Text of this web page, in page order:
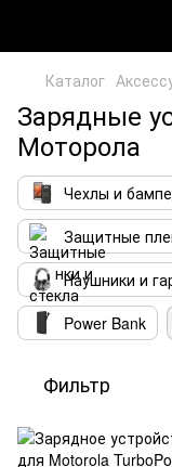
Каталог
Зарядные
Моторола
Чехлы и
Защитные
Наушники и
Power Bank
Фильтр